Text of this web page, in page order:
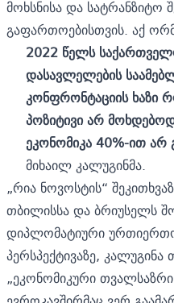
მოხსნისა და სატრანზიტო
გაფართოებისთვის. აქ
2022 წელს
დასავლელების
კონფრონტაციის ხაზი
პოზიტივი არ
ეკონომიკა 40%-ით არ
მიხაილ კალუგინმა.
„რია ნოვოსტის“
თბილისსა და ბრიუსელს
დიპლომატიური
პერსპექტივაზე, კალუგინა
„ეკონომიკური